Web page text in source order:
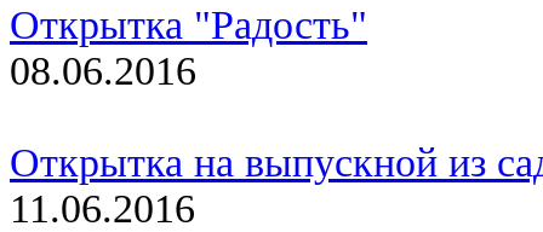
Открытка "Радость"
08.06.2016
Открытка на выпускной из
11.06.2016